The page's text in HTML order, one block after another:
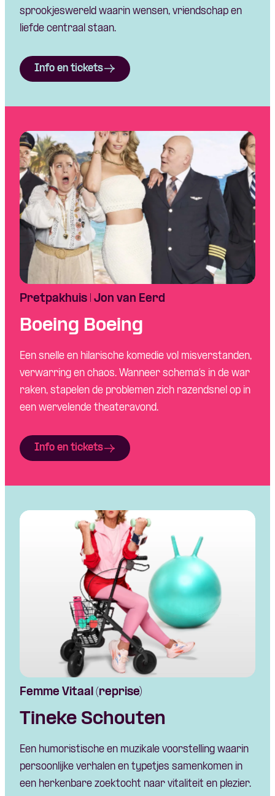
sprookjeswereld waarin wensen, vriendschap en
liefde centraal staan.
Info en tickets
Pretpakhuis | Jon van Eerd
Boeing Boeing
Een snelle en hilarische komedie vol misverstanden,
verwarring en chaos. Wanneer schema’s in de war
raken, stapelen de problemen zich razendsnel op in
een wervelende theateravond.
Info en tickets
Femme Vitaal (reprise)
Tineke Schouten
Een humoristische en muzikale voorstelling waarin
persoonlijke verhalen en typetjes samenkomen in
een herkenbare zoektocht naar vitaliteit en plezier.